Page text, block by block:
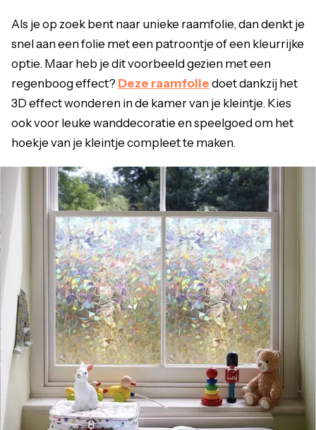
Als je op zoek bent naar unieke raamfolie, dan denkt je
snel aan een folie met een patroontje of een kleurrijke
optie. Maar heb je dit voorbeeld gezien met een
regenboog effect? Deze raamfolie doet dankzij het
3D effect wonderen in de kamer van je kleintje. Kies
ook voor leuke wanddecoratie en speelgoed om het
hoekje van je kleintje compleet te maken.